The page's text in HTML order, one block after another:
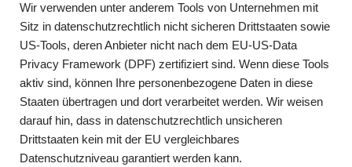
Wir verwenden unter anderem Tools von Unternehmen mit
Sitz in datenschutzrechtlich nicht sicheren Drittstaaten sowie
US-Tools, deren Anbieter nicht nach dem EU-US-Data
Privacy Framework (DPF) zertifiziert sind. Wenn diese Tools
aktiv sind, können Ihre personenbezogene Daten in diese
Staaten übertragen und dort verarbeitet werden. Wir weisen
darauf hin, dass in datenschutzrechtlich unsicheren
Drittstaaten kein mit der EU vergleichbares
Datenschutzniveau garantiert werden kann.